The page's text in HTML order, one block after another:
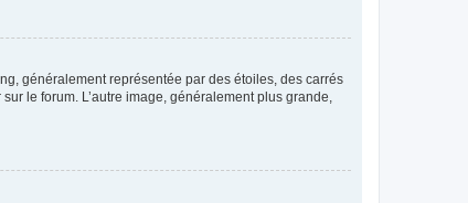
généralement représentée par des étoiles, des carrés
le forum. L’autre image, généralement plus grande,